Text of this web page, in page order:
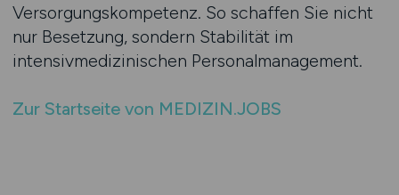
Versorgungskompetenz. So schaffen Sie nicht
nur Besetzung, sondern Stabilität im
intensivmedizinischen Personalmanagement.
Zur Startseite von MEDIZIN.JOBS